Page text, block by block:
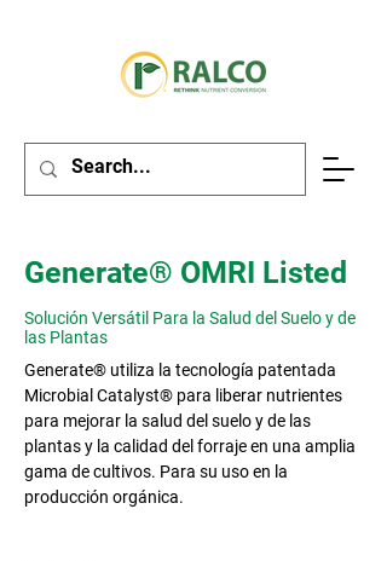
Generate® OMRI Listed
Solución Versátil Para la Salud del Suelo y de
las Plantas
Generate® utiliza la tecnología patentada
Microbial Catalyst® para liberar nutrientes
para mejorar la salud del suelo y de las
plantas y la calidad del forraje en una amplia
gama de cultivos. Para su uso en la
producción orgánica.